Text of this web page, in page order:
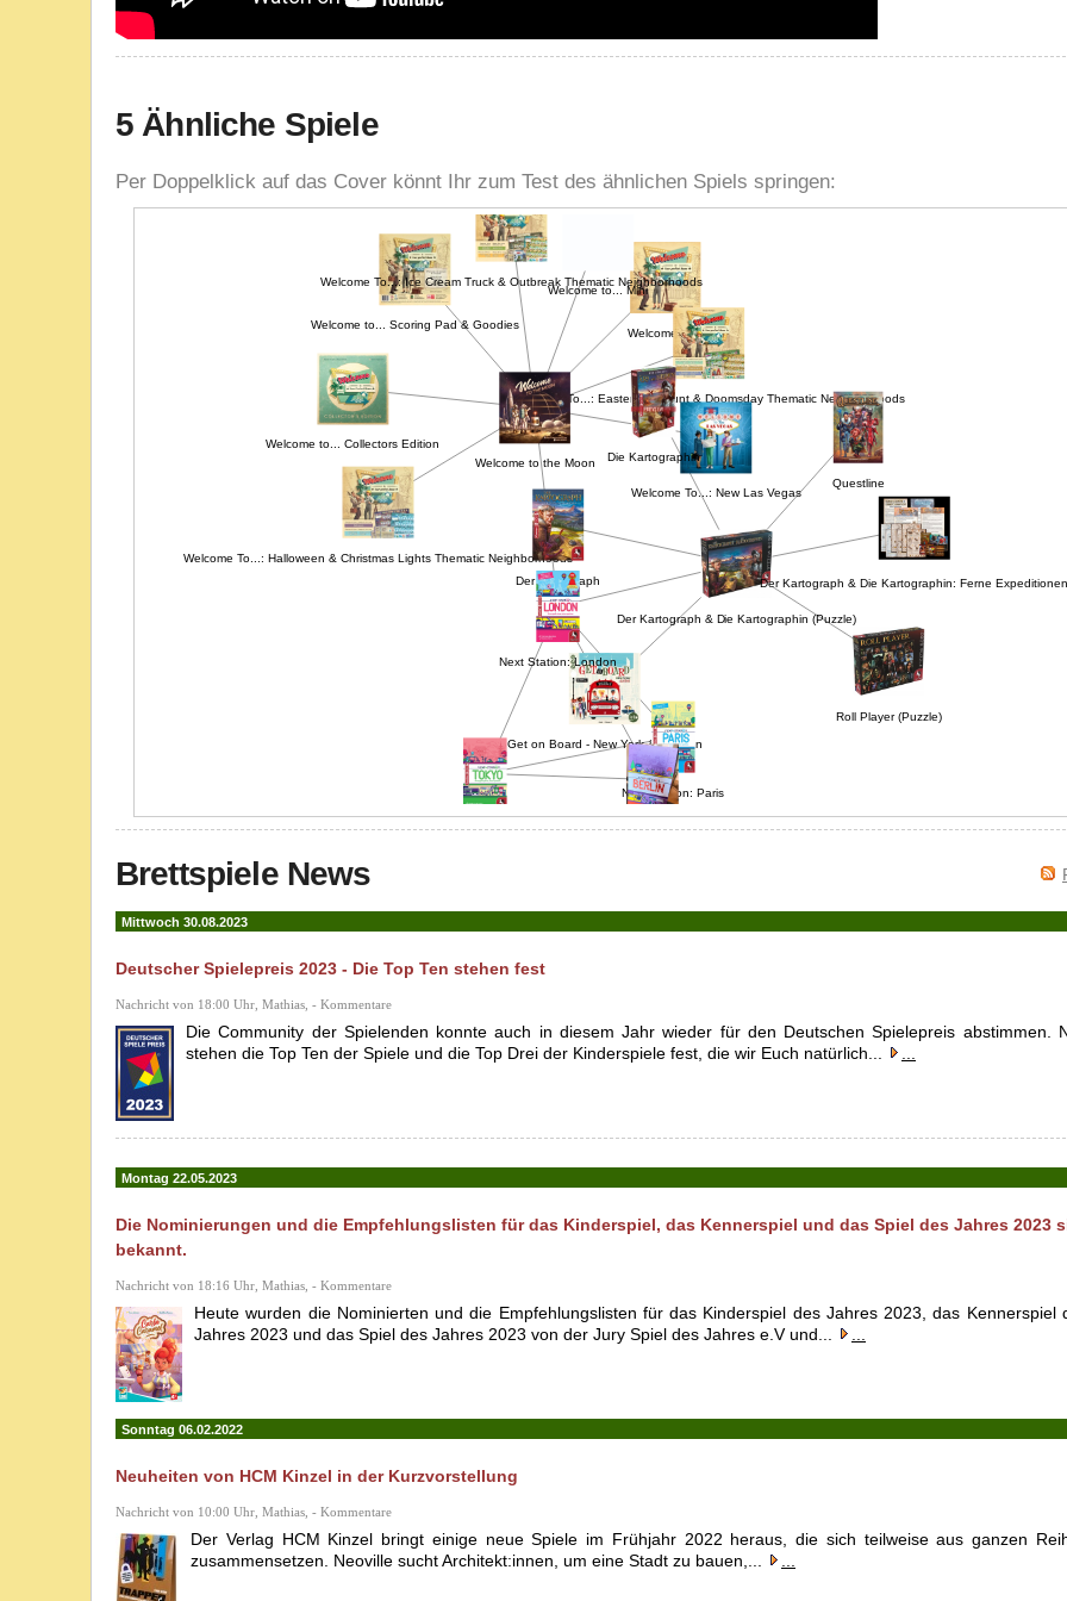
5 Ähnliche Spiele
Per Doppelklick auf das Cover könnt Ihr zum Test des ähnlichen Spiels springen:
Welcome to...
Welcome to... Mini
Welcome to... Scoring Pad & Goodies
Welcome To...: Easter Egg Hunt & Doomsday Thematic Neighborhoods
Welcome To...: Ice Cream Truck & Outbreak Thematic Neighborhoods
Welcome To...: New Las Vegas
Welcome To...: Halloween & Christmas Lights Thematic Neighborhoods
Der Kartograph
Die Kartographin
Welcome to the Moon
Der Kartograph & Die Kartographin (Puzzle)
Roll Player (Puzzle)
Get on Board - New York & London
Next Station: London
Der Kartograph & Die Kartographin: Ferne
Next Station: Tokyo
Welcome to... Collectors Edition
Next Station: Paris
Questline
Brettspiele News
Mittwoch 30.08.2023
Deutscher Spielepreis 2023 - Die Top Ten stehen fest
Nachricht von 18:00 Uhr, Mathias, - Kommentare
Die Community der Spielenden konnte auch in diesem Jahr wieder für den Deutschen Spielepreis abstimmen.
stehen die Top Ten der Spiele und die Top Drei der Kinderspiele fest, die wir Euch natürlich...
Montag 22.05.2023
Die Nominierungen und die Empfehlungslisten für das Kinderspiel, das Kennerspiel und das Spiel des Jahres 2023
bekannt.
Nachricht von 18:16 Uhr, Mathias, - Kommentare
Heute wurden die Nominierten und die Empfehlungslisten für das Kinderspiel des Jahres 2023, das Kennerspiel
Jahres 2023 und das Spiel des Jahres 2023 von der Jury Spiel des Jahres e.V und...
Sonntag 06.02.2022
Neuheiten von HCM Kinzel in der Kurzvorstellung
Nachricht von 10:00 Uhr, Mathias, - Kommentare
Der Verlag HCM Kinzel bringt einige neue Spiele im Frühjahr 2022 heraus, die sich teilweise aus ganzen
zusammensetzen. Neoville sucht Architekt:innen, um eine Stadt zu bauen,...